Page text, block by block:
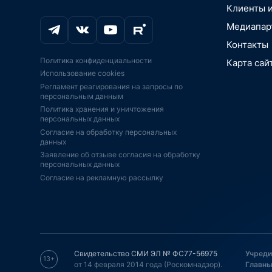
Политика конфиденциальности
Использование cookies
Регламент реагирования на запросы по
персональным данным
Политика хранения и уничтожения
персональных данных
Согласие на обработку персональных
данных
Заявление об отзыве согласия на обработку
персональных данных
Согласие на рекламную рассылку
технологии,
BigData,
IoT, АСУ ТП,
автомобили
Транспорт,
автомобили
Аддитивные
умный
вещей,
Аддитивные
связь,
автомобили
РЫНКИ.
IPO,
Клиенты
Контакты
Карта
13+
Свидетельство СМИ ЭЛ № ФС77-56975
от 14 февраля 2014 года (Роскомнадзор).